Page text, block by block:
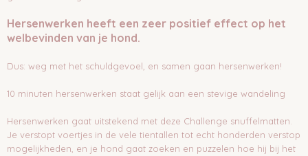
Hersenwerken heeft een zeer positief effect op het
welbevinden van je hond.
Dus: weg met het schuldgevoel, en samen gaan hersenwerken!
10 minuten hersenwerken staat gelijk aan een stevige wandeling
Hersenwerken gaat uitstekend met deze Challenge snuffelmatten.
Je verstopt voertjes in de vele tientallen tot echt honderden verstop
mogelijkheden, en je hond gaat zoeken en puzzelen hoe hij bij het